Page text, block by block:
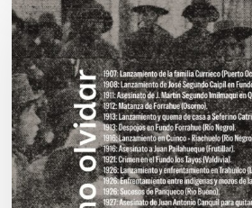
Palimpsesto
explora
a
través
del
arte
las